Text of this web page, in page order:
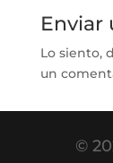
Enviar
Lo siento,
un
©